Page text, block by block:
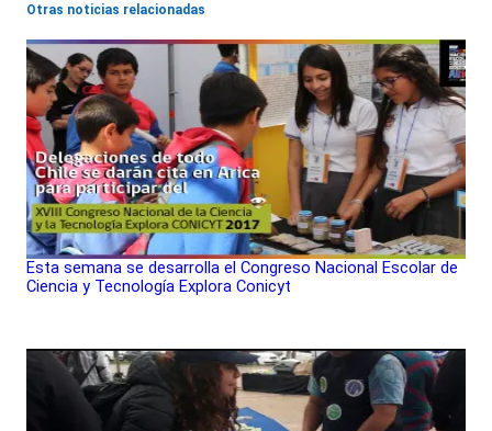
Otras noticias relacionadas
Esta semana se desarrolla el Congreso Nacional Escolar de
Ciencia y Tecnología Explora Conicyt